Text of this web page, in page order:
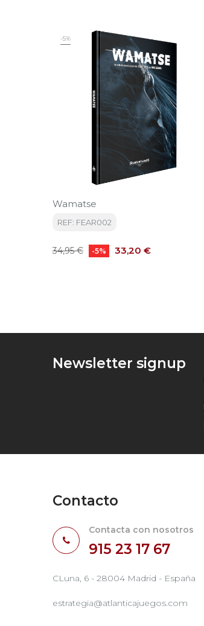
-5%
Wamatse
REF: FEAR002
Precio
34,95 € -5% Precio
33,20 €
Newsletter signup
Contacto
Contacta con nosotros
915 23 17 67
CLuna, 6 - 28004 Madrid - España
estrategia@atlanticajuegos.com